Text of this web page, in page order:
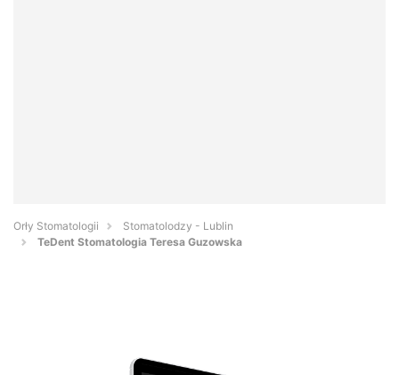
Orły Stomatologii
Stomatolodzy - Lublin
TeDent Stomatologia Teresa Guzowska